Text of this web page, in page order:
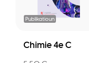
Publikatioun
Chimie 4e C